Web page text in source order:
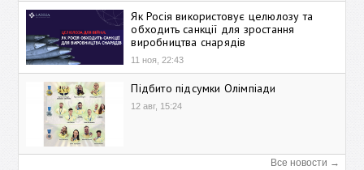
Як Росія використовує целюлозу та
обходить санкції для зростання
виробництва снарядів
11 ноя, 22:43
Підбито підсумки Олімпіади
12 авг, 15:24
Все новости →